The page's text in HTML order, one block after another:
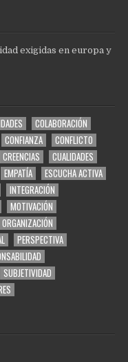
exigidas en europa y
COLABORACIÓN
CONFIANZA
CONFLICTO
CREENCIAS
CUALIDADES
EMPATÍA
ESCUCHA ACTIVA
INTEGRACIÓN
MOTIVACIÓN
ORGANIZACIÓN
PERSPECTIVA
SUBJETIVIDAD